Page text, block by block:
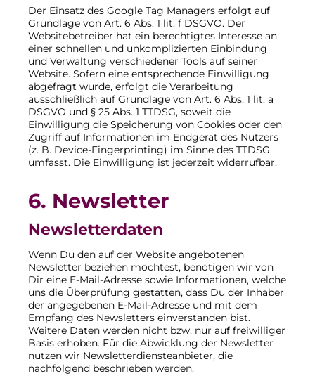
Der Einsatz des Google Tag Managers erfolgt auf
Grundlage von Art. 6 Abs. 1 lit. f DSGVO. Der
Websitebetreiber hat ein berechtigtes Interesse an
einer schnellen und unkomplizierten Einbindung
und Verwaltung verschiedener Tools auf seiner
Website. Sofern eine entsprechende Einwilligung
abgefragt wurde, erfolgt die Verarbeitung
ausschließlich auf Grundlage von Art. 6 Abs. 1 lit. a
DSGVO und § 25 Abs. 1 TTDSG, soweit die
Einwilligung die Speicherung von Cookies oder den
Zugriff auf Informationen im Endgerät des Nutzers
(z. B. Device-Fingerprinting) im Sinne des TTDSG
umfasst. Die Einwilligung ist jederzeit widerrufbar.
6. Newsletter
Newsletter­daten
Wenn Du den auf der Website angebotenen
Newsletter beziehen möchtest, benötigen wir von
Dir eine E-Mail-Adresse sowie Informationen, welche
uns die Überprüfung gestatten, dass Du der Inhaber
der angegebenen E-Mail-Adresse und mit dem
Empfang des Newsletters einverstanden bist.
Weitere Daten werden nicht bzw. nur auf freiwilliger
Basis erhoben. Für die Abwicklung der Newsletter
nutzen wir Newsletterdiensteanbieter, die
nachfolgend beschrieben werden.